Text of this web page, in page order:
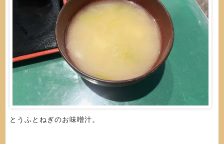
とうふとねぎのお味噌汁。